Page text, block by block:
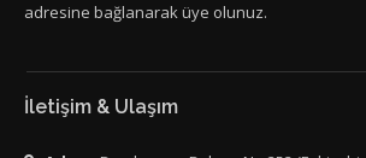
adresine bağlanarak üye olunuz.
İletişim & Ulaşım